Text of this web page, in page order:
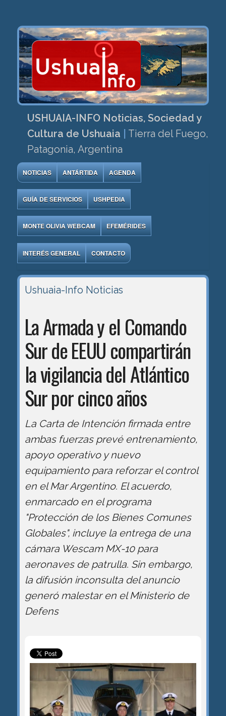
USHUAIA-INFO Noticias, Sociedad y
Cultura de Ushuaia
Tierra del Fuego,
Patagonia, Argentina
NOTICIAS ANTÁRTIDA AGENDA
GUÍA DE SERVICIOS USHPEDIA
MONTE OLIVIA WEBCAM EFEMÉRIDES
INTERÉS GENERAL CONTACTO
Ushuaia-Info Noticias
La Armada y el Comando
Sur de EEUU compartirán
la vigilancia del Atlántico
Sur por cinco años
La Carta de Intención firmada entre
ambas fuerzas prevé entrenamiento,
apoyo operativo y nuevo
equipamiento para reforzar el control
en el Mar Argentino. El acuerdo,
enmarcado en el programa
"Protección de los Bienes Comunes
Globales", incluye la entrega de una
cámara Wescam MX-10 para
aeronaves de patrulla. Sin embargo,
la difusión inconsulta del anuncio
generó malestar en el Ministerio de
Defens